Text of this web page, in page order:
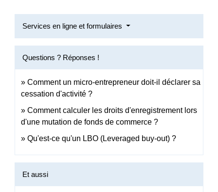
Services en ligne et formulaires
Questions ? Réponses !
Comment un micro-entrepreneur doit-il déclarer sa
cessation d'activité ?
Comment calculer les droits d'enregistrement lors
d'une mutation de fonds de commerce ?
Qu'est-ce qu'un LBO (Leveraged buy-out) ?
Et aussi